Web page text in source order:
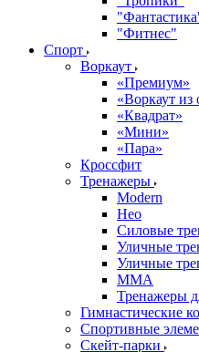
"Фитнес"
Спорт
Воркаут
«Премиум»
«Воркаут из
«Квадрат»
«Мини»
«Пара»
Кроссфит
Тренажеры
Modern
Нео
Силовые
Уличные
Уличные
ММА
Тренажеры
Гимнастические
Спортивные
Скейт-парки